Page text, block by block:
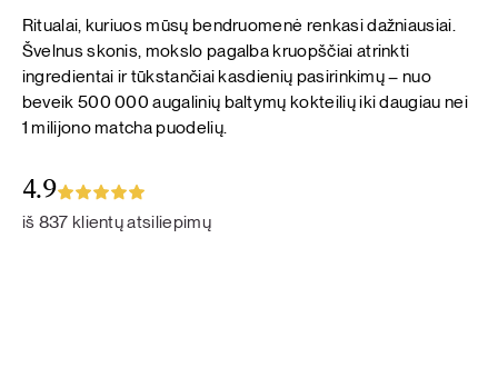
Ritualai, kuriuos mūsų bendruomenė renkasi dažniausiai.
Švelnus skonis, mokslo pagalba kruopščiai atrinkti
ingredientai ir tūkstančiai kasdienių pasirinkimų – nuo
beveik 500 000 augalinių baltymų kokteilių iki daugiau nei
1 milijono matcha puodelių.
4.9
iš 837 klientų atsiliepimų